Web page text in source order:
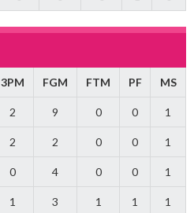
3PM FGM FTM PF MS
2 9 0 0 1
2 2 0 0 1
0 4 0 0 1
1 3 1 1 1